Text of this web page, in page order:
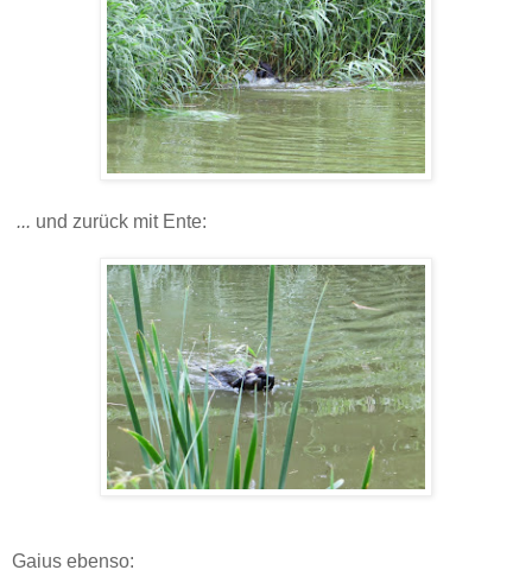
... und zurück mit Ente:
Gaius ebenso: